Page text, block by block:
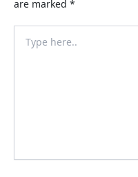
are marked *
here..